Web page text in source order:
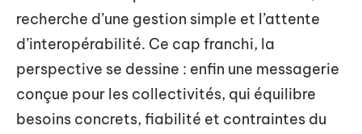
recherche d’une gestion simple et l’attente
d’interopérabilité. Ce cap franchi, la
perspective se dessine : enfin une messagerie
conçue pour les collectivités, qui équilibre
besoins concrets, fiabilité et contraintes du